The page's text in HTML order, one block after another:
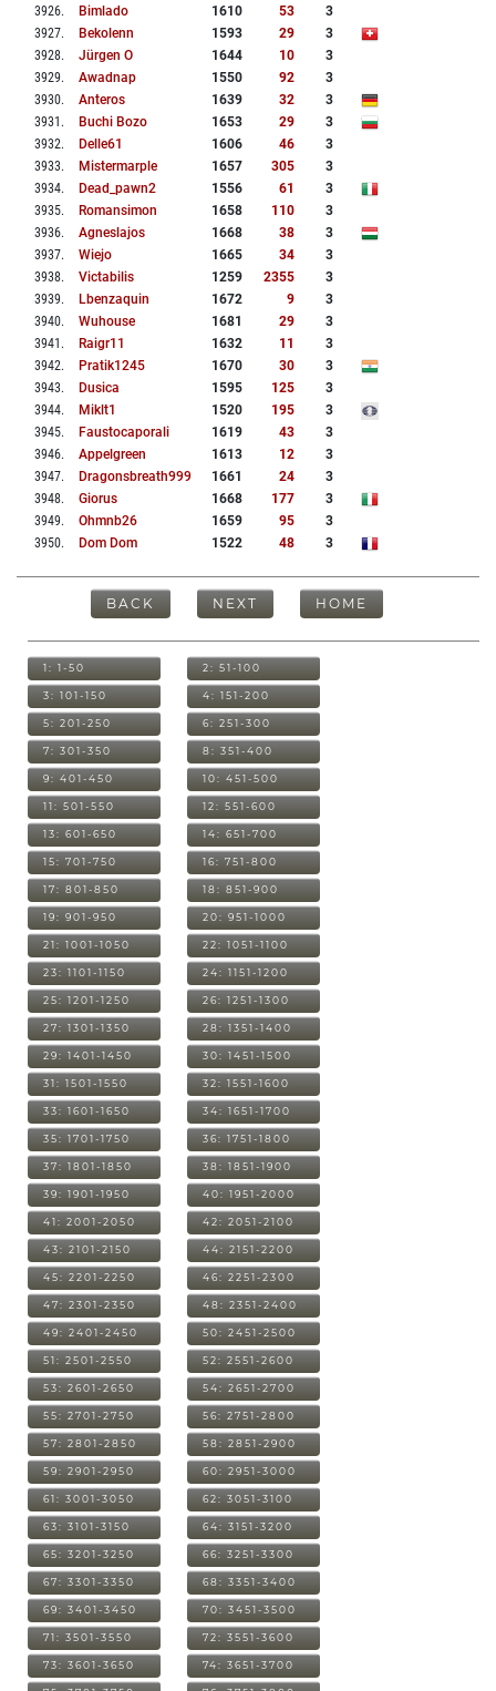
3926. Bimlado 1610 53
3
3927. Bekolenn 1593 29
3
3928. Jürgen O 1644 10
3
3929. Awadnap 1550 92
3
3930. Anteros 1639 32
3
3931 . Buchi Bozo 1653 29
3
3932. Delle61 1606 46
3
3933. Mistermarple 1657 305
3
3934. Dead_pawn2 1556 61
3
3935. Romansimon 1658 110
3
3936. Agneslajos 1668 38
3
3937. Wiejo 1665 34
3
3938. Victabilis 1259 2355
3
3939. Lbenzaquin 1672 9
3
3940. Wuhouse 1681 29
3
3941 . Raigr11 1632 11
3
3942. Pratik1245 1670 30
3
3943. Dusica 1595 125
3
3944. Miklt1 1520 195
3
3945. Faustocaporali 1619 43
3
3946. Appelgreen 1613 12
3
3947. Dragonsbreath999 1661 24
3
3948. Giorus 1668 177
3
3949. Ohmnb26 1659 95
3
3950. Dom Dom 1522 48 3
BACK NEXT HOME
1: 1-50 2: 51-100
3: 101-150 4: 151-200
5: 201-250 6: 251-300
7: 301-350 8: 351-400
9: 401-450 10: 451-500
11: 501-550 12: 551-600
13: 601-650 14: 651-700
15: 701-750 16: 751-800
17: 801-850 18: 851-900
19: 901-950 20: 951-1000
21: 1001-1050 22: 1051-1100
23: 1101-1150 24: 1151-1200
25: 1201-1250 26: 1251-1300
27: 1301-1350 28: 1351-1400
29: 1401-1450 30: 1451-1500
31: 1501-1550 32: 1551-1600
33: 1601-1650 34: 1651-1700
35: 1701-1750 36: 1751-1800
37: 1801-1850 38: 1851-1900
39: 1901-1950 40: 1951-2000
41: 2001-2050 42: 2051-2100
43: 2101-2150 44: 2151-2200
45: 2201-2250 46: 2251-2300
47: 2301-2350 48: 2351-2400
49: 2401-2450 50: 2451-2500
51: 2501-2550 52: 2551-2600
53: 2601-2650 54: 2651-2700
55: 2701-2750 56: 2751-2800
57: 2801-2850 58: 2851-2900
59: 2901-2950 60: 2951-3000
61: 3001-3050 62: 3051-3100
63: 3101-3150 64: 3151-3200
65: 3201-3250 66: 3251-3300
67: 3301-3350 68: 3351-3400
69: 3401-3450 70: 3451-3500
71: 3501-3550 72: 3551-3600
73: 3601-3650 74: 3651-3700